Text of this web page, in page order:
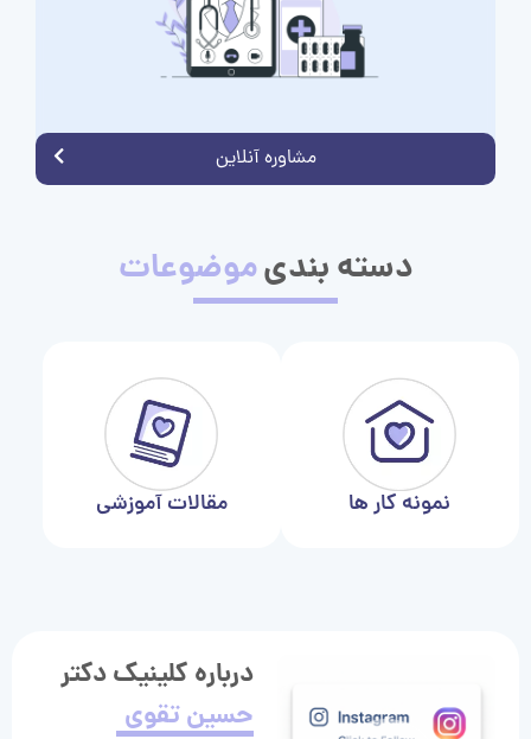
مشاوره آنلاین
دسته بندیموضوعات
نمونه کار ها مقالات آموزشی
درباره کلینیک دکتر
حسین تقوی